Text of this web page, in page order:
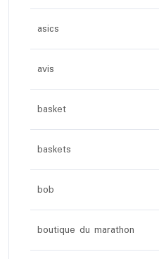
asics
avis
basket
baskets
bob
boutique du marathon